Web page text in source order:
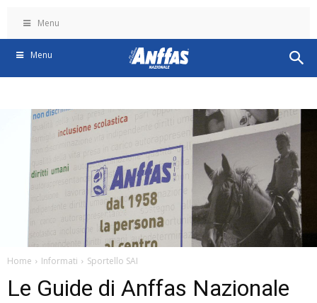
Menu
Menu
Home Informati Sportello SAI
Le Guide di Anffas Nazionale